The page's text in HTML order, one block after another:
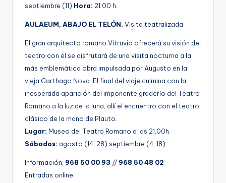
septiembre (11) Hora: 21:00 h.
AULAEUM, ABAJO EL TELÓN. Visita teatralizada
El gran arquitecto romano Vitruvio ofrecerá su visión del
teatro con él se disfrutará de una visita nocturna a la
más emblemática obra impulsada por Augusto en la
vieja Carthago Nova. El final del viaje culmina con la
inesperada aparición del imponente graderío del Teatro
Romano a la luz de la luna, allí el encuentro con el teatro
clásico de la mano de Plauto.
Lugar: Museo del Teatro Romano a las 21,00h.
Sábados: agosto (14, 28) septiembre (4, 18)
Información: 968 50 00 93 // 968 50 48 02
Entradas online: